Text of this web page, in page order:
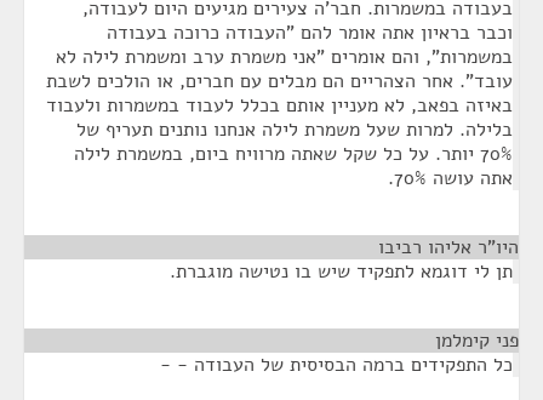
בעבודה במשמרות. חבר'ה צעירים מגיעים היום לעבודה,
וכבר בראיון אתה אומר להם "העבודה כרוכה בעבודה
במשמרות", והם אומרים "אני משמרת ערב ומשמרת לילה לא
עובד". אחר הצהריים הם מבלים עם חברים, או הולכים לשבת
באיזה בפאב, לא מעניין אותם בכלל לעבוד במשמרות ולעבוד
בלילה. למרות שעל משמרת לילה אנחנו נותנים תעריף של
70% יותר. על כל שקל שאתה מרוויח ביום, במשמרת לילה
אתה עושה 70%.
היו"ר אליהו רביבו
תן לי דוגמא לתפקיד שיש בו נטישה מוגברת.
פני קימלמן
כל התפקידים ברמה הבסיסית של העבודה - -